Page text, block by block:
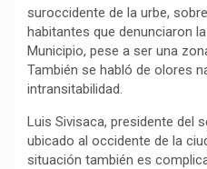
suroccidente de la urbe,
habitantes que denunciaron
Municipio, pese a ser una
También se habló de olores
intransitabilidad.
Luis Sivisaca, presidente del
ubicado al occidente de la
situación también es